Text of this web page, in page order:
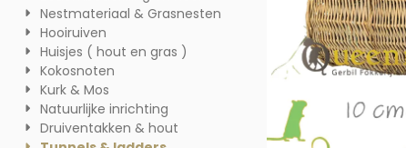
Nestmateriaal & Grasnesten
Hooiruiven
Huisjes ( hout en gras )
Kokosnoten
Kurk & Mos
Natuurlijke inrichting
Druiventakken & hout